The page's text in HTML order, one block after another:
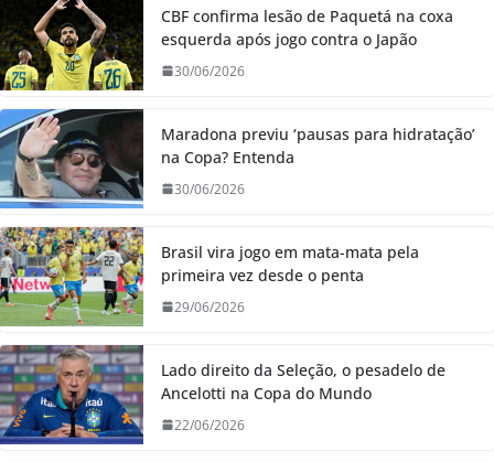
CBF confirma lesão de Paquetá na coxa
esquerda após jogo contra o Japão
30/06/2026
Maradona previu ‘pausas para hidratação’
na Copa? Entenda
30/06/2026
Brasil vira jogo em mata-mata pela
primeira vez desde o penta
29/06/2026
Lado direito da Seleção, o pesadelo de
Ancelotti na Copa do Mundo
22/06/2026